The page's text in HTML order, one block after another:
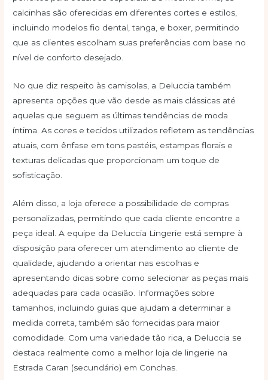
calcinhas são oferecidas em diferentes cortes e estilos,
incluindo modelos fio dental, tanga, e boxer, permitindo
que as clientes escolham suas preferências com base no
nível de conforto desejado.
No que diz respeito às camisolas, a Deluccia também
apresenta opções que vão desde as mais clássicas até
aquelas que seguem as últimas tendências de moda
íntima. As cores e tecidos utilizados refletem as tendências
atuais, com ênfase em tons pastéis, estampas florais e
texturas delicadas que proporcionam um toque de
sofisticação.
Além disso, a loja oferece a possibilidade de compras
personalizadas, permitindo que cada cliente encontre a
peça ideal. A equipe da Deluccia Lingerie está sempre à
disposição para oferecer um atendimento ao cliente de
qualidade, ajudando a orientar nas escolhas e
apresentando dicas sobre como selecionar as peças mais
adequadas para cada ocasião. Informações sobre
tamanhos, incluindo guias que ajudam a determinar a
medida correta, também são fornecidas para maior
comodidade. Com uma variedade tão rica, a Deluccia se
destaca realmente como a melhor loja de lingerie na
Estrada Caran (secundário) em Conchas.